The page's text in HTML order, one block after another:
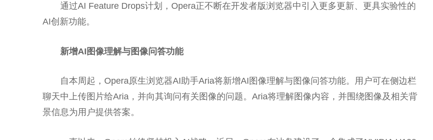
通过AI Feature Drops计划，Opera正不断在开发者版浏览器中引入更多更新、更具实验性的
AI创新功能。
新增AI图像理解与图像问答功能
自本周起，Opera原生浏览器AI助手Aria将新增AI图像理解与图像问答功能。用户可在侧边栏
聊天中上传图片给Aria，并向其询问有关图像的问题。Aria将理解图像内容，并围绕图像及相关背
景信息为用户提供答案。